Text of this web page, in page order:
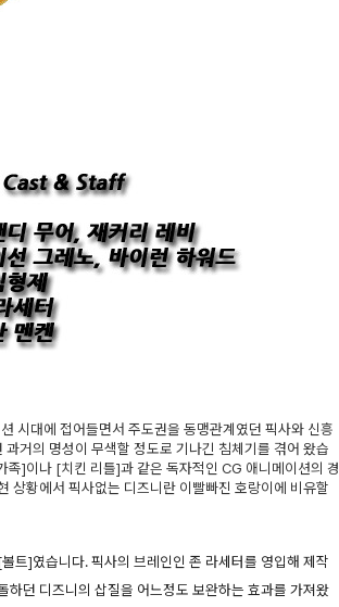
시대에 접어들면서 주도권을 동맹관계였던 픽사와 신흥
거의 명성이 무색할 정도로 기나긴 침체기를 겪어 왔습
]이나 [치킨 리틀]과 같은 독자적인 CG 애니메이션의 경
상황에서 픽사없는 디즈니란 이빨빠진 호랑이에 비유할
트]였습니다. 픽사의 브레인인 존 라세터를 영입해 제작
하던 디즈니의 삽질을 어느정도 보완하는 효과를 가져왔